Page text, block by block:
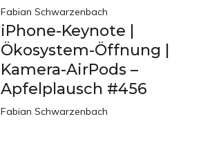
Fabian Schwarzenbach
iPhone-Keynote |
Ökosystem-Öffnung |
Kamera-AirPods –
Apfelplausch #456
Fabian Schwarzenbach